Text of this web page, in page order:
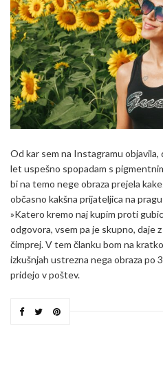
Od kar sem na Instagramu
let uspešno spopadam s
bi na temo nege obraza prejela
občasno kakšna prijateljica na
»Katero kremo naj kupim proti
odgovora, vsem pa je skupno, daje
čimprej. V tem članku bom na
izkušnjah ustrezna nega obraza po
pridejo v poštev.